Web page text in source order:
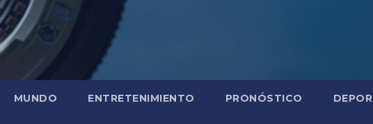
MUNDO ENTRETENIMIENTO PRONÓSTICO